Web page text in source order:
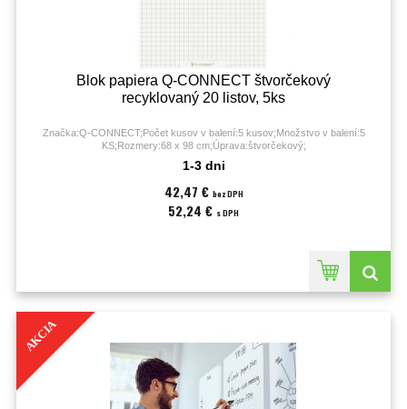
Blok papiera Q-CONNECT štvorčekový
recyklovaný 20 listov, 5ks
Značka:Q-CONNECT;Počet kusov v balení:5 kusov;Množstvo v balení:5
KS;Rozmery:68 x 98 cm;Úprava:štvorčekový;
1-3 dni
42,47 € bez DPH
52,24 € s DPH
AKCIA